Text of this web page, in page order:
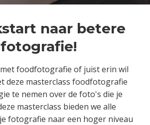
naar betere
fotografie!
foodfotografie of juist erin wil
deze masterclass foodfotografie
te nemen over de foto's die je
masterclass bieden we alle
fotografie naar een hoger niveau